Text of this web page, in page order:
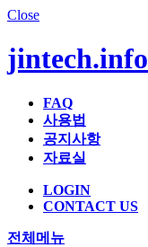
Close
jintech.info
FAQ
사용법
공지사항
자료실
LOGIN
CONTACT US
전체메뉴